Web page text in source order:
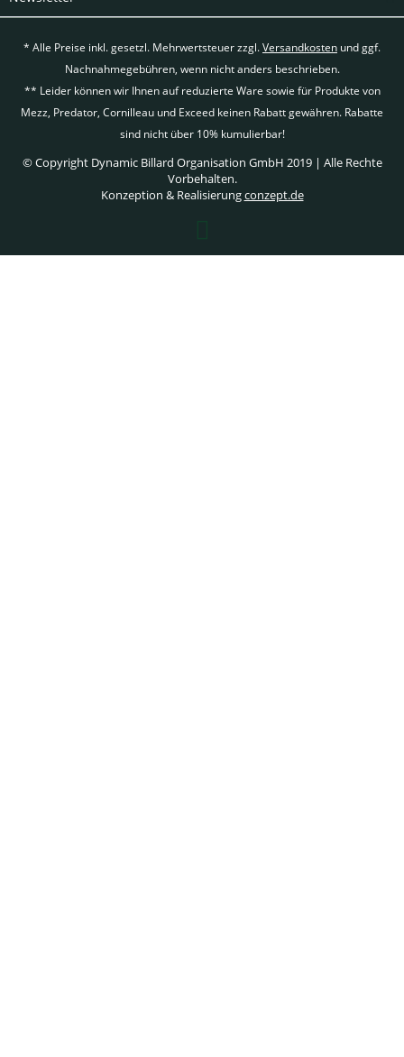
* Alle Preise inkl. gesetzl. Mehrwertsteuer zzgl.Versandkosten und ggf.
Nachnahmegebühren, wenn nicht anders beschrieben.
** Leider können wir Ihnen auf reduzierte Ware sowie für Produkte von
Mezz, Predator, Cornilleau und Exceed keinen Rabatt gewähren. Rabatte
sind nicht über 10% kumulierbar!
© Copyright Dynamic Billard Organisation GmbH 2019 | Alle Rechte
Vorbehalten.
Konzeption & Realisierungconzept.de